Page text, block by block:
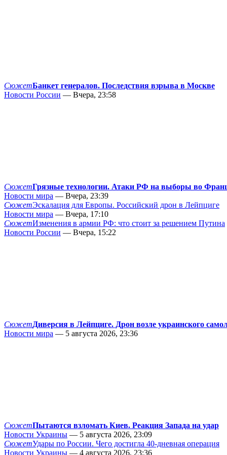
СюжетБанкет генералов. Последствия взрыва в Москве
Новости России — Вчера, 23:58
СюжетГрязные технологии. Атаки РФ на выборы во
Новости мира — Вчера, 23:39
СюжетЭскалация для Европы. Российский дрон в Лейпциге
Новости мира — Вчера, 17:10
СюжетИзменения в армии РФ: что стоит за решением Путина
Новости России — Вчера, 15:22
СюжетДиверсия в Лейпциге. Дрон возле украинского
Новости мира — 5 августа 2026, 23:36
СюжетПытаются взломать Киев. Реакция Запада на удар
Новости Украины — 5 августа 2026, 23:09
СюжетУдары по России. Чего достигла 40-дневная операция
Новости Украины — 4 августа 2026, 23:36